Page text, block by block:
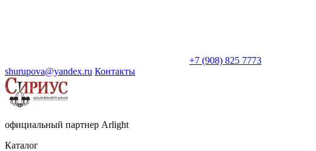
+7 (908) 825 7773
shurupova@yandex.ru Контакты
официальный партнер Arlight
Каталог